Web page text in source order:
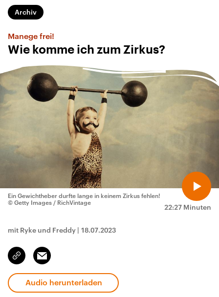
Archiv
Manege frei!
Wie komme ich zum Zirkus?
22:27 Minuten
Ein Gewichtheber durfte lange in keinem Zirkus fehlen!
© Getty Images / RichVintage
mit Ryke und Freddy | 18.07.2023
Link
kopieren/teilen
Email
Audio herunterladen